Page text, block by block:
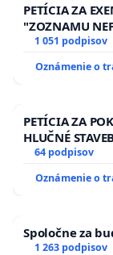
PETÍCIA ZA
"ZOZNAMU
1 051 podpisov
Oznámenie o
PETÍCIA ZA
HLUČNÉ
13.00 HOD.,
64 podpisov
Oznámenie o
Spoločne za
1 263 podpisov